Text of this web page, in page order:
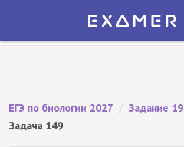
Экзамер — ЕГЭ 2027
ЕГЭ по биологии 2027 / Задание 19
Задача 149